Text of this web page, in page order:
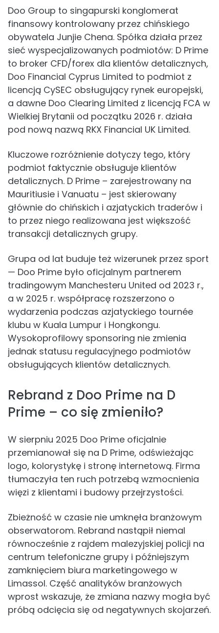
Doo Group to singapurski konglomerat
finansowy kontrolowany przez chińskiego
obywatela Junjie Chena. Spółka działa przez
sieć wyspecjalizowanych podmiotów: D Prime
to broker CFD/forex dla klientów detalicznych,
Doo Financial Cyprus Limited to podmiot z
licencją CySEC obsługujący rynek europejski,
a dawne Doo Clearing Limited z licencją FCA w
Wielkiej Brytanii od początku 2026 r. działa
pod nową nazwą RKX Financial UK Limited.
Kluczowe rozróżnienie dotyczy tego, który
podmiot faktycznie obsługuje klientów
detalicznych. D Prime – zarejestrowany na
Mauritiusie i Vanuatu – jest skierowany
głównie do chińskich i azjatyckich traderów i
to przez niego realizowana jest większość
transakcji detalicznych grupy.
Grupa od lat buduje też wizerunek przez sport
— Doo Prime było oficjalnym partnerem
tradingowym Manchesteru United od 2023 r.,
a w 2025 r. współpracę rozszerzono o
wydarzenia podczas azjatyckiego tournée
klubu w Kuala Lumpur i Hongkongu.
Wysokoprofilowy sponsoring nie zmienia
jednak statusu regulacyjnego podmiotów
obsługujących klientów detalicznych.
Rebrand z Doo Prime na D
Prime – co się zmieniło?
W sierpniu 2025 Doo Prime oficjalnie
przemianował się na D Prime, odświeżając
logo, kolorystykę i stronę internetową. Firma
tłumaczyła ten ruch potrzebą wzmocnienia
więzi z klientami i budowy przejrzystości.
Zbieżność w czasie nie umknęła branżowym
obserwatorom. Rebrand nastąpił niemal
równocześnie z rajdem malezyjskiej policji na
centrum telefoniczne grupy i późniejszym
zamknięciem biura marketingowego w
Limassol. Część analityków branżowych
wprost wskazuje, że zmiana nazwy mogła być
próbą odcięcia się od negatywnych skojarzeń.